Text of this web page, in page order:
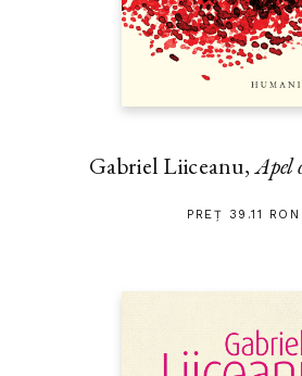
Gabriel Liiceanu,Apel
PREȚ 39.11 RON